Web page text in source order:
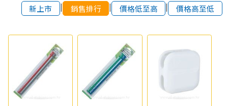
新上市
| 銷售排行 | 價格低至高 | 價格高至低